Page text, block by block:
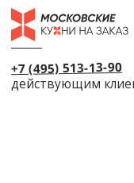
+7 (495) 513-13-90
действующим клиентам
← Назад